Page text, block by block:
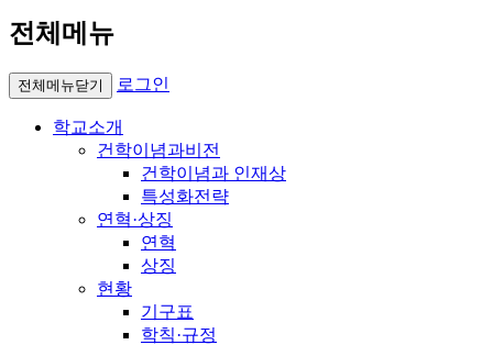
전체메뉴
전체메뉴닫기 로그인
학교소개
건학이념과비전
건학이념과 인재상
특성화전략
연혁·상징
연혁
상징
현황
기구표
학칙·규정